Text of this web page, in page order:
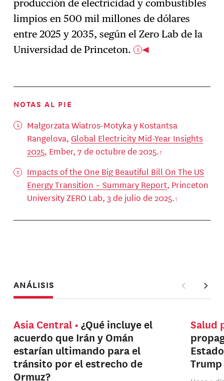
producción de electricidad y combustibles
limpios en 500 mil millones de dólares
entre 2025 y 2035, según el Zero Lab de la
Universidad de Princeton. 2
NOTAS AL PIE
Małgorzata Wiatros-Motyka y Kostantsa
Rangelova, Global Electricity Mid-Year Insights
2025, Ember, 7 de octubre de 2025.
Impacts of the One Big Beautiful Bill On The US
Energy Transition – Summary Report, Princeton
University ZERO Lab, 3 de julio de 2025.
ANÁLISIS
Asia Central
¿Qué incluye el
acuerdo que Irán y Omán
estarían ultimando para el
tránsito por el estrecho de
Ormuz?
Salud
Trump